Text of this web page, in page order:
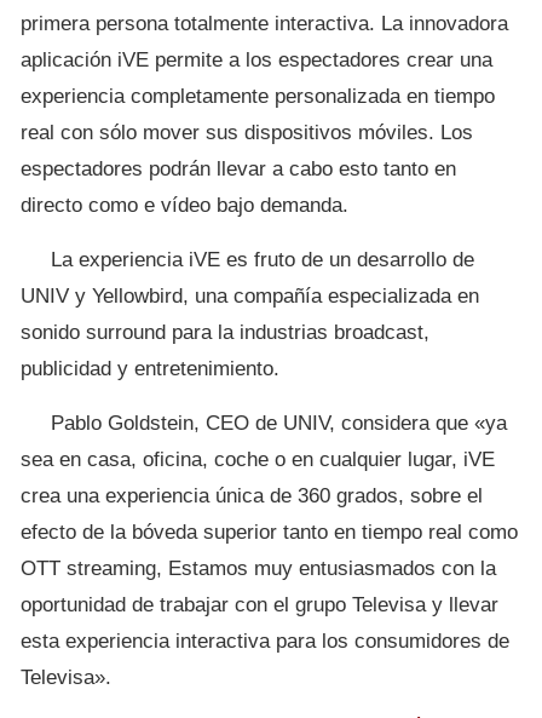
primera persona totalmente interactiva. La innovadora
aplicación iVE permite a los espectadores crear una
experiencia completamente personalizada en tiempo
real con sólo mover sus dispositivos móviles. Los
espectadores podrán llevar a cabo esto tanto en
directo como e vídeo bajo demanda.
La experiencia iVE es fruto de un desarrollo de
UNIV y Yellowbird, una compañía especializada en
sonido surround para la industrias broadcast,
publicidad y entretenimiento.
Pablo Goldstein, CEO de UNIV, considera que «ya
sea en casa, oficina, coche o en cualquier lugar, iVE
crea una experiencia única de 360 ​​grados, sobre el
efecto de la bóveda superior tanto en tiempo real como
OTT streaming, Estamos muy entusiasmados con la
oportunidad de trabajar con el grupo Televisa y llevar
esta experiencia interactiva para los consumidores de
Televisa».